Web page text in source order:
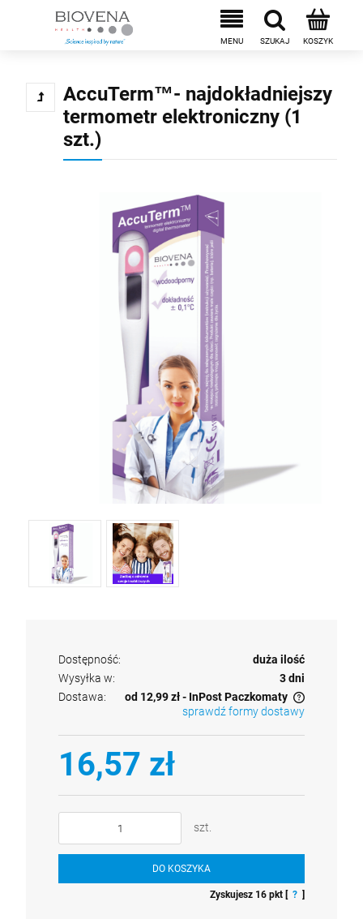
AccuTerm™- najdokładniejszy
termometr elektroniczny (1
szt.)
Dostępność:
duża ilość
Wysyłka w:
3 dni
Dostawa:
od 12,99 zł- InPost Paczkomaty
Cena nie zawiera ewentualnych kosztów płatności
sprawdź formy dostawy
16,57 zł
szt.
DO KOSZYKA
Zyskujesz 16 pkt [ ? ]